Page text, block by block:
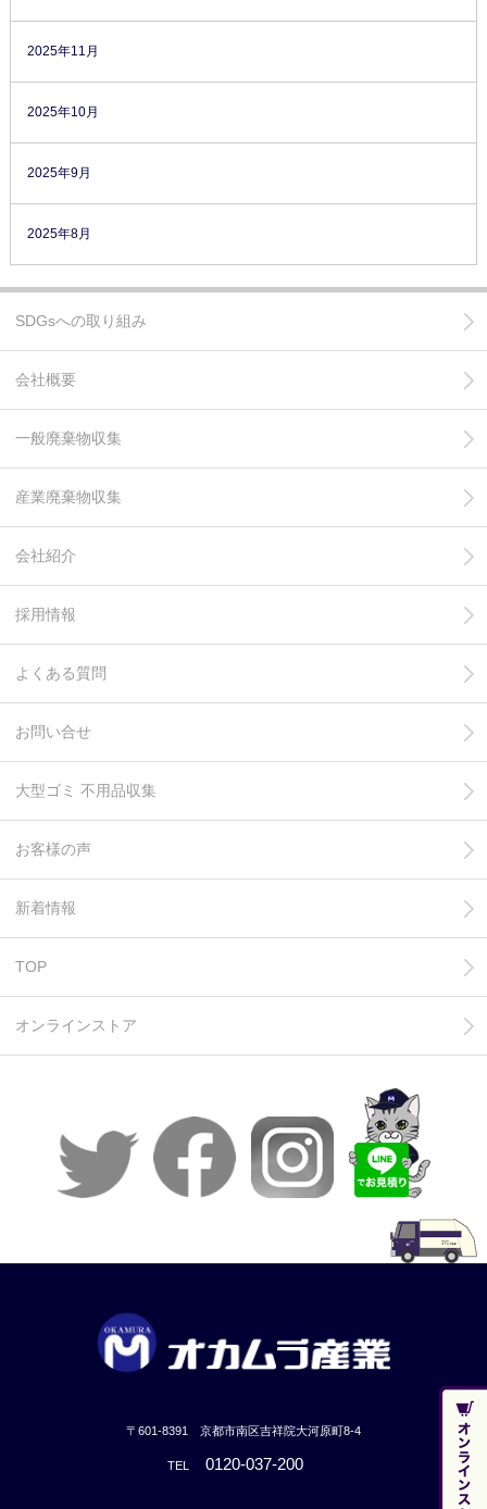
2025年11月
2025年10月
2025年9月
2025年8月
SDGsへの取り組み
会社概要
一般廃棄物収集
産業廃棄物収集
会社紹介
採用情報
よくある質問
お問い合せ
大型ゴミ 不用品収集
お客様の声
新着情報
TOP
オンラインストア
〒601-8391 京都市南区吉祥院大河原町8-4
TEL 0120-037-200